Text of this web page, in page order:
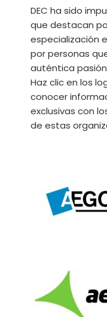
DEC ha sido
que destacan
especialización
por personas
auténtica
Haz clic en los
conocer
exclusivas con
de estas